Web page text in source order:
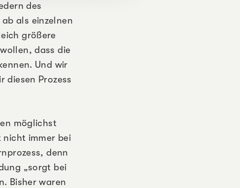
des
als einzelnen
größere
dass die
Und wir
diesen Prozess
möglichst
nicht immer bei
denn
„sorgt bei
Bisher waren